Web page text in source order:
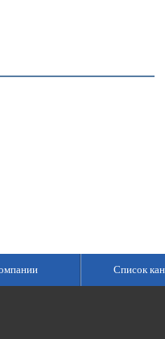
Список